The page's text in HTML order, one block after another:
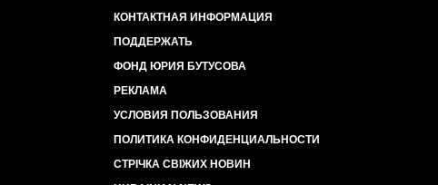
КОНТАКТНАЯ ИНФОРМАЦИЯ
ПОДДЕРЖАТЬ
ФОНД ЮРИЯ БУТУСОВА
РЕКЛАМА
УСЛОВИЯ ПОЛЬЗОВАНИЯ
ПОЛИТИКА КОНФИДЕНЦИАЛЬНОСТИ
СТРІЧКА СВІЖИХ НОВИН